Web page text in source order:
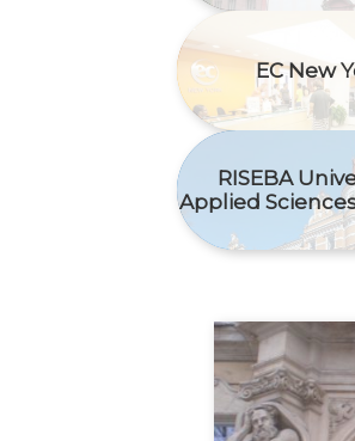
EC New
RISEBA
Applied